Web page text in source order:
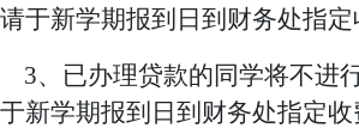
请于新学期报到日到财务处指定
3、已办理贷款的同学将不进
于新学期报到日到财务处指定